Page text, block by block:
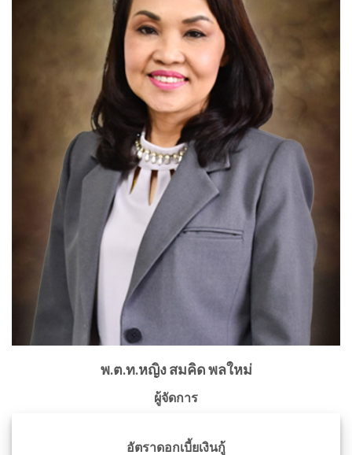
พ.ต.ท.หญิง สมคิด พลใหม่
ผู้จัดการ
อัตราดอกเบี้ยเงินกู้